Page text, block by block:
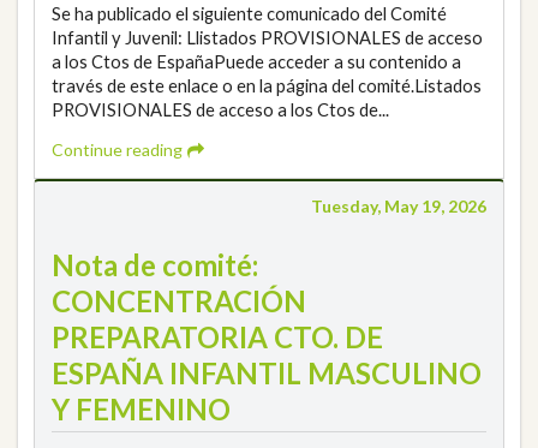
Se ha publicado el siguiente comunicado del Comité
Infantil y Juvenil: Llistados PROVISIONALES de acceso
a los Ctos de EspañaPuede acceder a su contenido a
través de este enlace o en la página del comité.Listados
PROVISIONALES de acceso a los Ctos de...
Continue reading
Tuesday, May 19, 2026
Nota de comité:
CONCENTRACIÓN
PREPARATORIA CTO. DE
ESPAÑA INFANTIL MASCULINO
Y FEMENINO